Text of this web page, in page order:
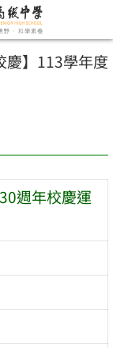
慶】113學年度
週年校慶運